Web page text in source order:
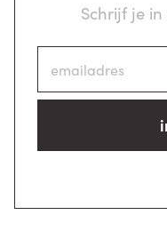
Schrijf je